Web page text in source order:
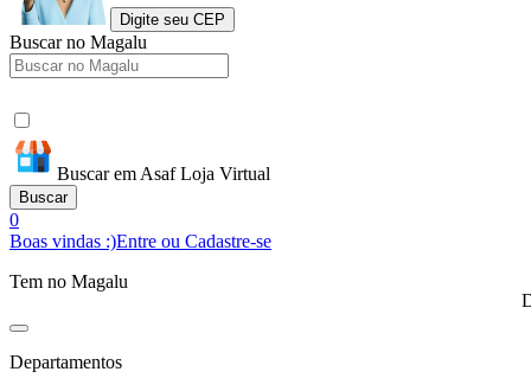
Digite seu CEP
Buscar no Magalu
Buscar em Asaf Loja Virtual
Buscar
0
Boas vindas :)Entre ou Cadastre-se
Tem no Magalu
Departamentos